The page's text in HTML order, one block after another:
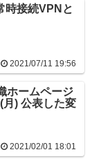
時接続VPNと
2021/07/11 19:56
ホームページ
) 公表した変
2021/02/01 18:01